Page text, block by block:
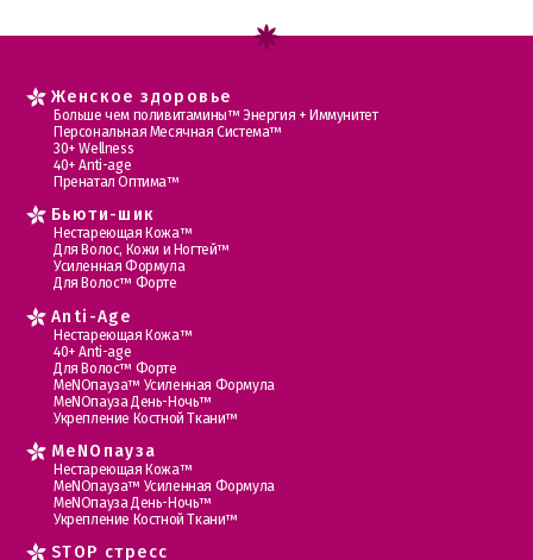
Женское здоровье
Больше чем поливитамины™ Энергия + Иммунитет
Персональная Месячная Система™
30+ Wellness
40+ Anti-age
Пренатал Оптима™
Бьюти-шик
Нестареющая Кожа™
Для Волос, Кожи и Ногтей™
Усиленная Формула
Для Волос™ Форте
Anti-Age
Нестареющая Кожа™
40+ Anti-age
Для Волос™ Форте
МеNOпауза™ Усиленная Формула
МеNOпауза День-Ночь™
Укрепление Костной Ткани™
MеNOпауза
Нестареющая Кожа™
МеNOпауза™ Усиленная Формула
МеNOпауза День-Ночь™
Укрепление Костной Ткани™
STOP стресс